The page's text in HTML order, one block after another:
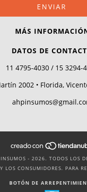
MÁS
DATOS DE
11 4795-4030 / 15 3294-
2002 • Florida,
- 2026. TODOS LOS
LOS CONSUMIDORES. PARA
BOTÓN DE